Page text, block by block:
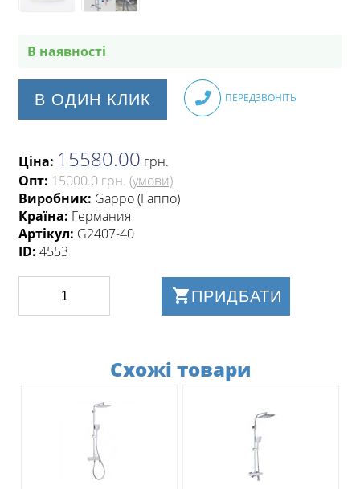
В наявності
В ОДИН КЛИК ПЕРЕДЗВОНІТЬ
Ціна: 15580.00 грн.
Опт: 15000.0 грн. (умови)
Виробник: Gappo (Гаппо)
Країна: Германия
Артікул: G2407-40
ID: 4553
ПРИДБАТИ
Схожі товари